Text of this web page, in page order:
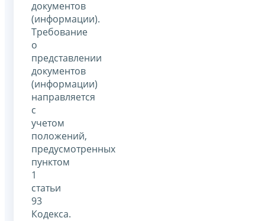
документов
(информации).
Требование
о
представлении
документов
(информации)
направляется
с
учетом
положений,
предусмотренных
пунктом
1
статьи
93
Кодекса.